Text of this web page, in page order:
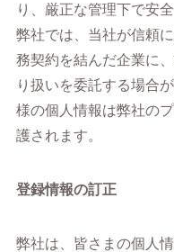
り、厳正な管理下で安
弊社では、当社が信頼
務契約を結んだ企業に
り扱いを委託する場合
様の個人情報は弊社の
護されます。
登録情報の訂正
弊社は、皆さまの個人